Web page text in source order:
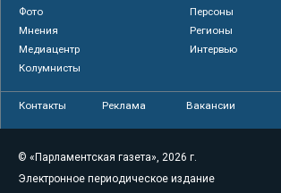
Фото
Персоны
Мнения
Регионы
Медиацентр
Интервью
Колумнисты
Контакты Реклама Вакансии
© «Парламентская газета», 2026 г.
Электронное периодическое издание